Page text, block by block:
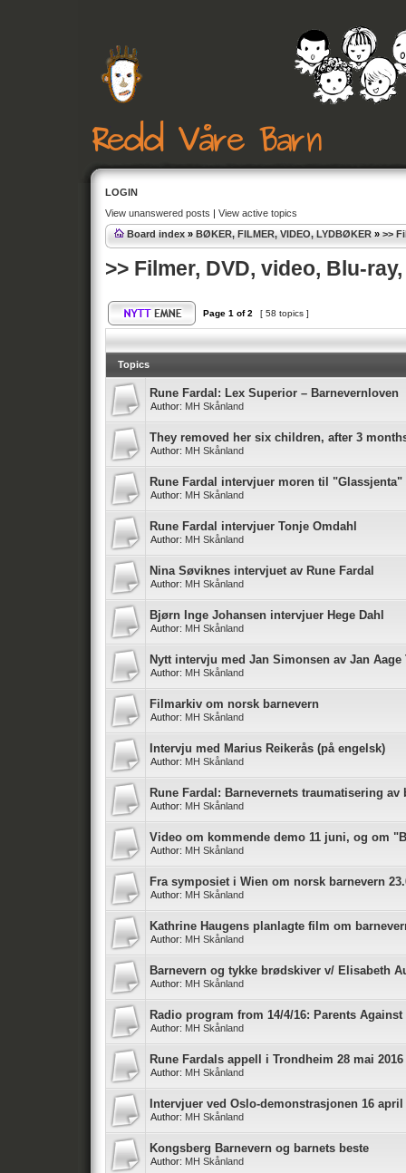
LOGIN
View unanswered posts | View active topics
Board index » BØKER, FILMER, VIDEO, LYDBØKER » >>
>> Filmer, DVD, video, Blu-
Page 1 of2 [ 58 topics ]
Topics
Rune Fardal: Lex Superior – Barnevernloven
Author: MH Skånland
They removed her six children, after 3
Author: MH Skånland
Rune Fardal intervjuer moren til "Glassjenta"
Author: MH Skånland
Rune Fardal intervjuer Tonje Omdahl
Author: MH Skånland
Nina Søviknes intervjuet av Rune Fardal
Author: MH Skånland
Bjørn Inge Johansen intervjuer Hege Dahl
Author: MH Skånland
Nytt intervju med Jan Simonsen av Jan Aage
Author: MH Skånland
Filmarkiv om norsk barnevern
Author: MH Skånland
Intervju med Marius Reikerås (på engelsk)
Author: MH Skånland
Rune Fardal: Barnevernets traumatisering
Author: MH Skånland
Video om kommende demo 11 juni, og om
Author: MH Skånland
Fra symposiet i Wien om norsk barnevern
Author: MH Skånland
Kathrine Haugens planlagte film om
Author: MH Skånland
Barnevern og tykke brødskiver v/ Elisabeth
Author: MH Skånland
Radio program from 14/4/16: Parents Against
Author: MH Skånland
Rune Fardals appell i Trondheim 28 mai 2016
Author: MH Skånland
Intervjuer ved Oslo-demonstrasjonen 16 april
Author: MH Skånland
Kongsberg Barnevern og barnets beste
Author: MH Skånland